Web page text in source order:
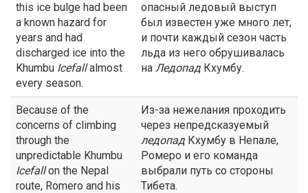
this ice bulge had been
a known hazard for
years and had
discharged ice into the
Khumbu Icefallalmost
every season.
опасный ледовый выступ
был известен уже много лет,
и почти каждый сезон часть
льда из него обрушивалась
на Ледопад Кхумбу.
Because of the
concerns of climbing
through the
unpredictable Khumbu
Icefallon the Nepal
route, Romero and his
Из-за нежелания проходить
через непредсказуемый
ледопад Кхумбу в Непале,
Ромеро и его команда
выбрали путь со стороны
Тибета.